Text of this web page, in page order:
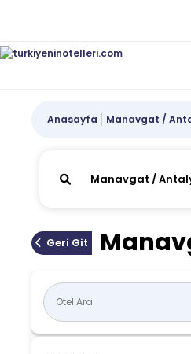
Anasayfa Manavgat /
Geri Git